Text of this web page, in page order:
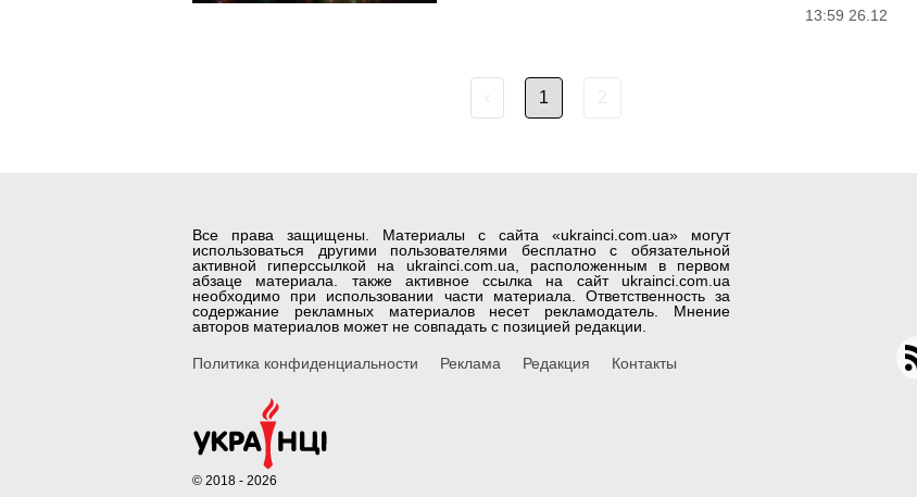
13:59 26.12
1
Все права защищены. Материалы с сайта «ukrainci.com.ua» могут
использоваться другими пользователями бесплатно с обязательной
активной гиперссылкой на ukrainci.com.ua, расположенным в первом
абзаце материала. также активное ссылка на сайт ukrainci.com.ua
необходимо при использовании части материала. Ответственность за
содержание рекламных материалов несет рекламодатель. Мнение
авторов материалов может не совпадать с позицией редакции.
Политика конфиденциальности Реклама Редакция Контакты
© 2018 - 2026